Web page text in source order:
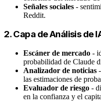
Señales sociales -
Reddit.
2. Capa de Análisis de
Escáner de mercado -
probabilidad de Claude
Analizador de noticias
las estimaciones de
Evaluador de riesgo -
en la confianza y el